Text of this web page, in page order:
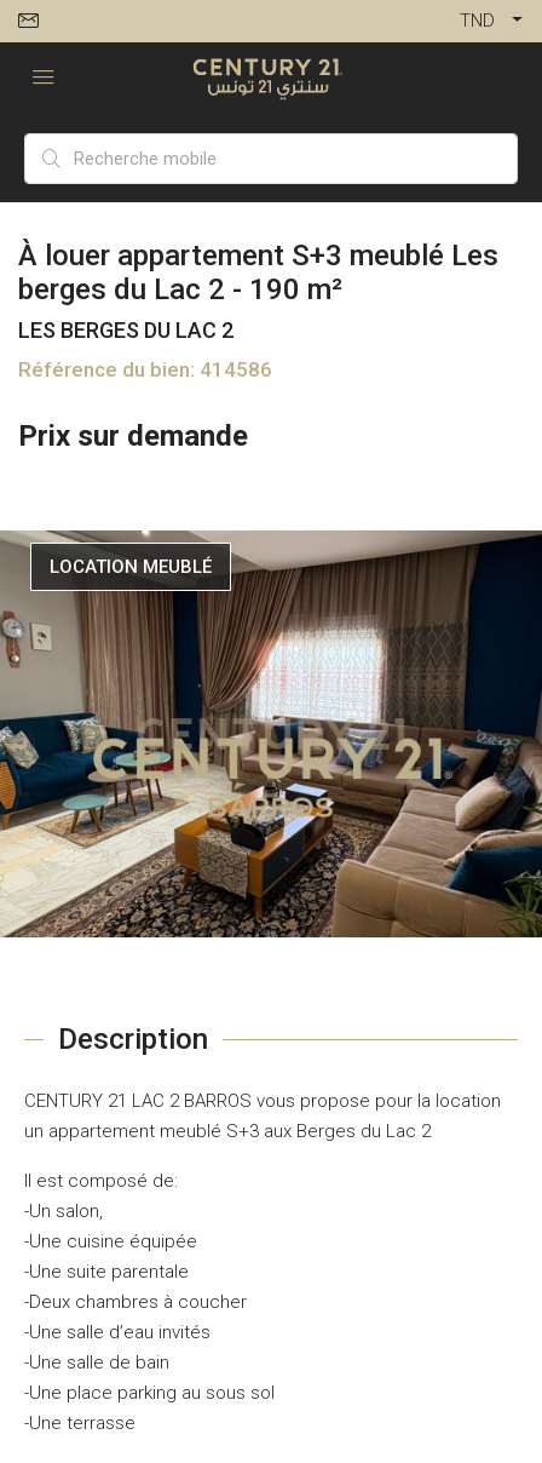
TND
À louer appartement S+3 meublé Les
berges du Lac 2 - 190 m²
LES BERGES DU LAC 2
Référence du bien: 414586
Prix sur demande
LOCATION MEUBLÉ
Description
CENTURY 21 LAC 2 BARROS vous propose pour la location
un appartement meublé S+3 aux Berges du Lac 2
Il est composé de:
-Un salon,
-Une cuisine équipée
-Une suite parentale
-Deux chambres à coucher
-Une salle d’eau invités
-Une salle de bain
-Une place parking au sous sol
-Une terrasse